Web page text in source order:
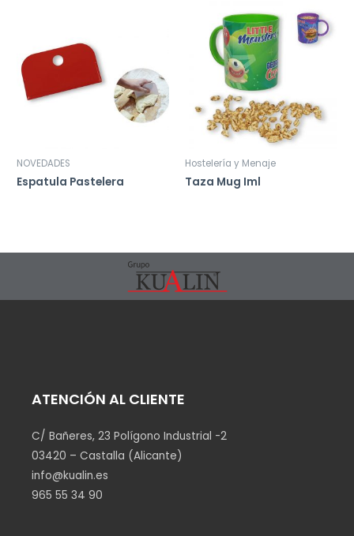
NOVEDADES
Espatula Pastelera
Hostelería y Menaje
Taza Mug Iml
ATENCIÓN AL CLIENTE
C/ Bañeres, 23 Polígono Industrial -2
03420 – Castalla (Alicante)
info@kualin.es
965 55 34 90